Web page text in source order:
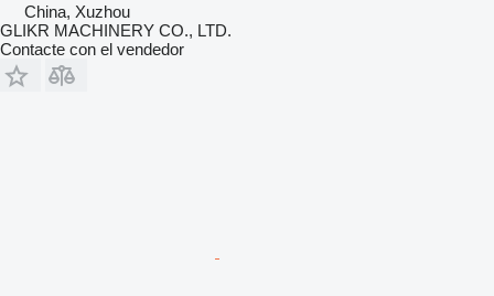
China, Xuzhou
GLIKR MACHINERY CO., LTD.
Contacte con el vendedor